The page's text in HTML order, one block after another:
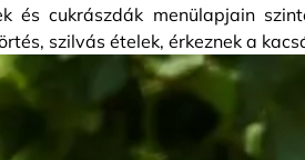
és cukrászdák menülapjain
szilvás ételek, érkeznek a